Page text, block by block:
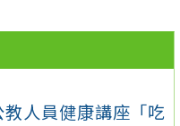
人員健康講座「吃